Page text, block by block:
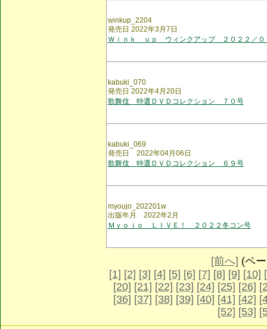
winkup_2204
発売日 2022年3月7日
Ｗｉｎｋ ｕｐ ウィンクアップ ２０２２／０
kabuki_070
発売日 2022年4月20日
歌舞伎 特選ＤＶＤコレクション ７０号
kabuki_069
発売日 2022年04月06日
歌舞伎 特選ＤＶＤコレクション ６９号
myoujo_202201w
出版年月 2022年2月
Ｍｙｏｊｏ ＬＩＶＥ！ ２０２２冬コン号
[前へ] (ペ
[1] [2] [3] [4] [5] [6] [7] [8] [9] [10]
[20] [21] [22] [23] [24] [25] [26]
[36] [37] [38] [39] [40] [41] [42]
[52] [53]